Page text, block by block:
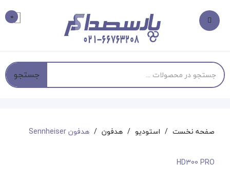
0
جستجو
صفحه نخست استودیو هدفون هدفون Sennheiser
HD300 PRO